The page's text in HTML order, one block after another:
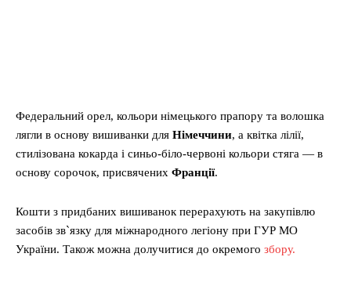
Федеральний орел, кольори німецького прапору та волошка
лягли в основу вишиванки для Німеччини, а квітка лілії,
стилізована кокарда і синьо-біло-червоні кольори стяга — в
основу сорочок, присвячених Франції.
Кошти з придбаних вишиванок перерахують на закупівлю
засобів зв`язку для міжнародного легіону при ГУР МО
України. Також можна долучитися до окремого збору.